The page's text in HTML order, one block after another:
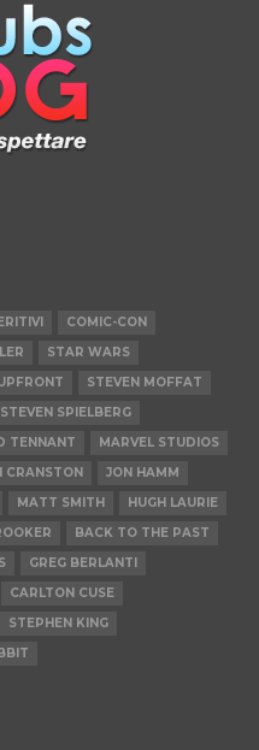
COMIC-CON
STAR WARS
STEVEN MOFFAT
STEVEN SPIELBERG
TENNANT
MARVEL STUDIOS
CRANSTON
JON HAMM
MATT SMITH
HUGH LAURIE
BACK TO THE PAST
GREG BERLANTI
CARLTON CUSE
STEPHEN KING